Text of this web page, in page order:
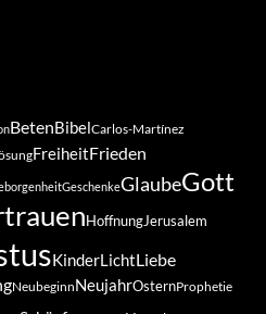
BetenBibelCarlos-Martínez
FreiheitFrieden
GeschenkeGlaubeGott
HoffnungJerusalem
KinderLichtLiebe
NeubeginnNeujahrOsternProphetie